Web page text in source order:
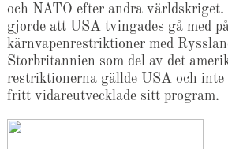
och NATO efter andra
gjorde att USA tvingades gå med
kärnvapenrestriktioner med
Storbritannien som del av det
restriktionerna gällde USA och
fritt vidareutvecklade sitt program.